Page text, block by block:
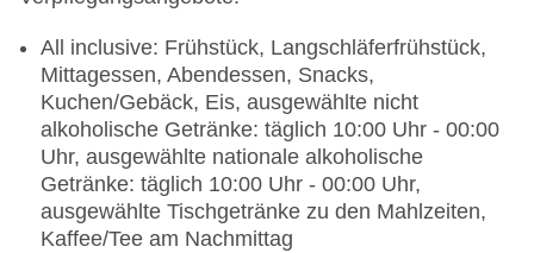
All inclusive: Frühstück, Langschläferfrühstück,
Mittagessen, Abendessen, Snacks,
Kuchen/Gebäck, Eis, ausgewählte nicht
alkoholische Getränke: täglich 10:00 Uhr - 00:00
Uhr, ausgewählte nationale alkoholische
Getränke: täglich 10:00 Uhr - 00:00 Uhr,
ausgewählte Tischgetränke zu den Mahlzeiten,
Kaffee/Tee am Nachmittag